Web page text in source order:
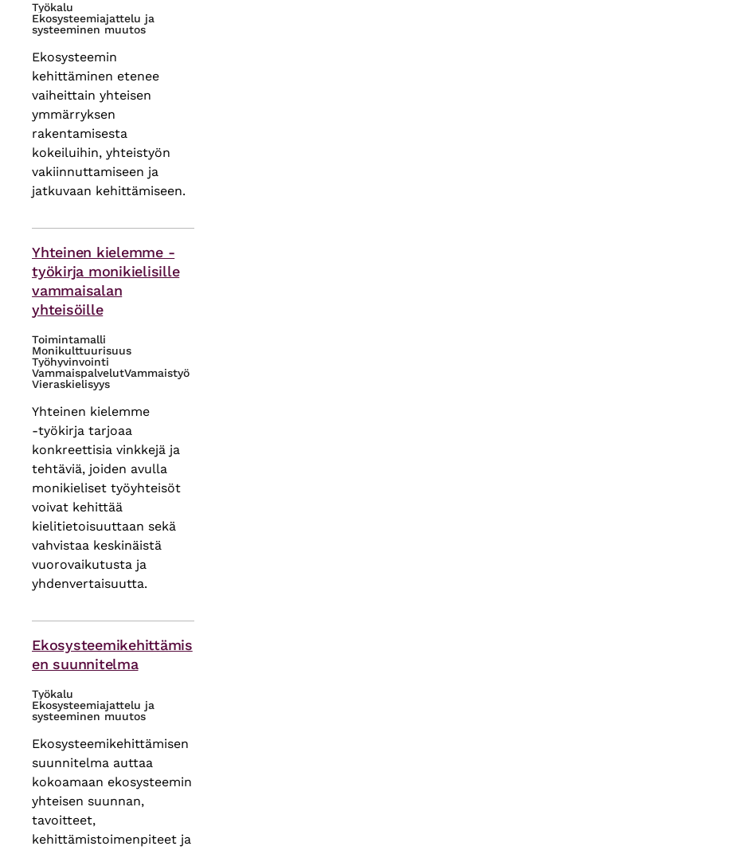
Työkalu
Ekosysteemiajattelu ja
systeeminen muutos
Ekosysteemin
kehittäminen etenee
vaiheittain yhteisen
ymmärryksen
rakentamisesta
kokeiluihin, yhteistyön
vakiinnuttamiseen ja
jatkuvaan kehittämiseen.
Yhteinen kielemme -
työkirja monikielisille
vammaisalan
yhteisöille
Toimintamalli
Monikulttuurisuus
Työhyvinvointi
VammaispalvelutVammaistyö
Vieraskielisyys
Yhteinen kielemme
‑työkirja tarjoaa
konkreettisia vinkkejä ja
tehtäviä, joiden avulla
monikieliset työyhteisöt
voivat kehittää
kielitietoisuuttaan sekä
vahvistaa keskinäistä
vuorovaikutusta ja
yhdenvertaisuutta.
Ekosysteemikehittämis
en suunnitelma
Työkalu
Ekosysteemiajattelu ja
systeeminen muutos
Ekosysteemikehittämisen
suunnitelma auttaa
kokoamaan ekosysteemin
yhteisen suunnan,
tavoitteet,
kehittämistoimenpiteet ja